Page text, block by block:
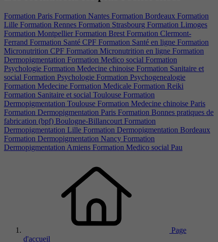
Formation Paris Formation Nantes Formation Bordeaux Formation
Lille Formation Rennes Formation Strasbourg Formation Limoges
Formation Montpellier Formation Brest Formation Clermont-
Ferrand Formation Santé CPF Formation Santé en ligne Formation
Micronutrition CPF Formation Micronutrition en ligne Formation
Dermopigmentation Formation Medico social Formation
Psychologie Formation Medecine chinoise Formation Sanitaire et
social Formation Psychologie Formation Psychogenealogie
Formation Medecine Formation Medicale Formation Reiki
Formation Sanitaire et social Toulouse Formation
Dermopigmentation Toulouse Formation Medecine chinoise Paris
Formation Dermopigmentation Paris Formation Bonnes pratiques de
fabrication (bpf) Boulogne-Billancourt Formation
Dermopigmentation Lille Formation Dermopigmentation Bordeaux
Formation Dermopigmentation Nancy Formation
Dermopigmentation Amiens Formation Medico social Pau
Page
d'accueil